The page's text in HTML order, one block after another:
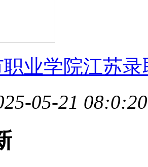
业学院江苏录
05-21 08:0:20